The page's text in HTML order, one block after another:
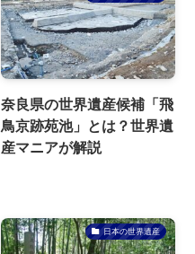
奈良県の世界遺産候補「飛
鳥京跡苑池」とは？世界遺
産マニアが解説
日本の世界遺産